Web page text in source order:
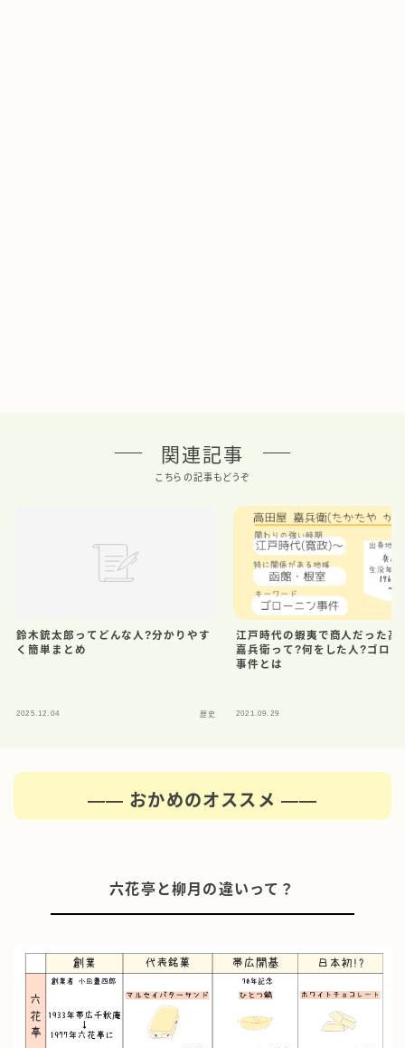
関連記事
こちらの記事もどうぞ
鈴木銃太郎ってどんな人?分かりやす
く簡単まとめ
2025.12.04 歴史
江戸時代の蝦夷で商人だった高
嘉兵衛って?何をした人?ゴロー
事件とは
2021.09.29
―― おかめのオススメ ――
六花亭と柳月の違いって？